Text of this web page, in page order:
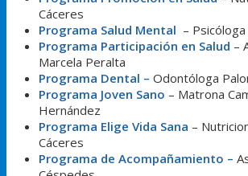
Cáceres
Programa Salud Mental –
Programa Participación en Salud –
Marcela Peralta
Programa Dental – Odontóloga
Programa Joven Sano – Matrona
Hernández
Programa Elige Vida Sana –
Cáceres
Programa de Acompañamiento –